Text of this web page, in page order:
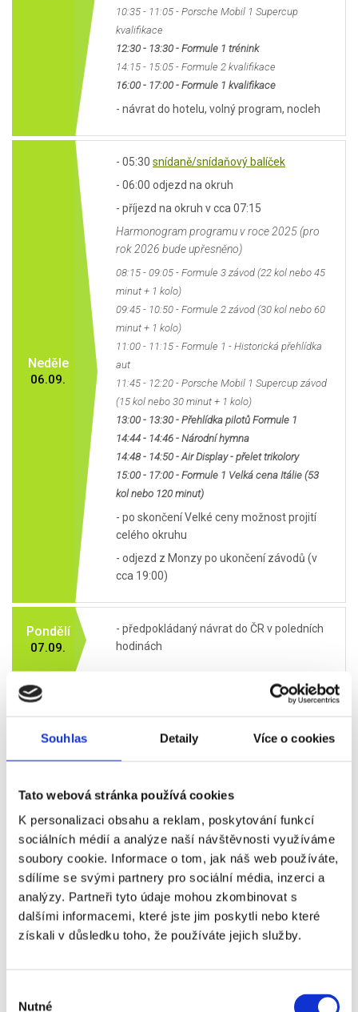
Souhlas Detaily Více o cookies
Tato webová stránka používá cookies
K personalizaci obsahu a reklam, poskytování funkcí
sociálních médií a analýze naší návštěvnosti využíváme
soubory cookie. Informace o tom, jak náš web používáte,
sdílíme se svými partnery pro sociální média, inzerci a
analýzy. Partneři tyto údaje mohou zkombinovat s
dalšími informacemi, které jste jim poskytli nebo které
získali v důsledku toho, že používáte jejich služby.
Nutné
10:35 - 11:05 - Porsche Mobil 1 Supercup
kvalifikace
12:30 - 13:30 - Formule 1 trénink
14:15 - 15:05 - Formule 2 kvalifikace
16:00 - 17:00 - Formule 1 kvalifikace
- návrat do hotelu, volný program, nocleh
Neděle
06.09.
- 05:30 snídaně/snídaňový balíček
- 06:00 odjezd na okruh
- příjezd na okruh v cca 07:15
Harmonogram programu v roce 2025 (pro
rok 2026 bude upřesněno)
08:15 - 09:05 - Formule 3 závod (22 kol nebo 45
minut + 1 kolo)
09:45 - 10:50 - Formule 2 závod (30 kol nebo 60
minut + 1 kolo)
11:00 - 11:15 - Formule 1 - Historická přehlídka
aut
11:45 - 12:20 - Porsche Mobil 1 Supercup závod
(15 kol nebo 30 minut + 1 kolo)
13:00 - 13:30 - Přehlídka pilotů Formule 1
14:44 - 14:46 - Národní hymna
14:48 - 14:50 - Air Display - přelet trikolory
15:00 - 17:00 - Formule 1 Velká cena Itálie (53
kol nebo 120 minut)
- po skončení Velké ceny možnost projití
celého okruhu
- odjezd z Monzy po ukončení závodů (v
cca 19:00)
Pondělí
07.09.
- předpokládaný návrat do ČR v poledních
hodinách
Příplatky za vstupenky vyšší kategorie
Název Dostupnost Příplatek
Velká cena
F1 - Itálie
- Monza -
Tribuna
Parabolica
21C (pá +
so + ne)
Ano
Velká cena
Tribuna
Ano +12 410 Kč